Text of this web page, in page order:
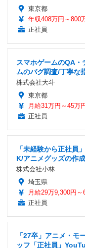
東京都
年収408万円～800
正社員
スマホゲームのQA
ムのバグ調査/丁寧な
株式会社大斗
東京都
月給31万円～45万
正社員
「未経験から正社員
K/アニメグッズの作
株式会社小林
埼玉県
月給29万9,300円～
正社員
「27卒」アニメ・モ
ッフ「正社員」